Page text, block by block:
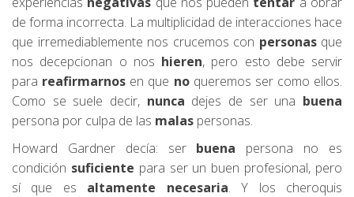
de forma incorrecta. La multiplicidad de interacciones hace
que irremediablemente nos crucemos con personasque
nos decepcionan o nos hieren, pero esto debe servir
para reafirmarnos en que noqueremos ser como ellos.
Como se suele decir, nunca dejes de ser una buena
persona por culpa de las malas personas.
Howard Gardner decía: ser buena persona no es
condición suficiente para ser un buen profesional, pero
sí que es altamente necesaria. Y los cheroquis